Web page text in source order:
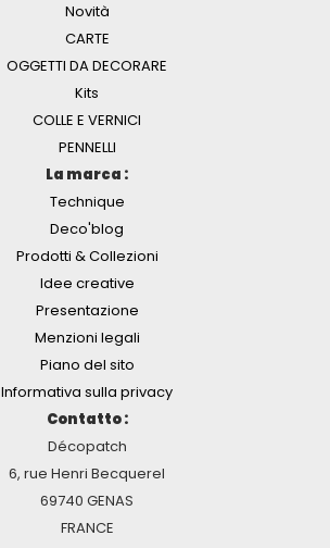
Novità
CARTE
OGGETTI DA DECORARE
Kits
COLLE E VERNICI
PENNELLI
La marca :
Technique
Deco'blog
Prodotti & Collezioni
Idee creative
Presentazione
Menzioni legali
Piano del sito
Informativa sulla privacy
Contatto :
Décopatch
6, rue Henri Becquerel
69740 GENAS
FRANCE